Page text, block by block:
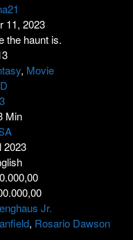
11, 2023
the haunt is.
, Movie
Min
2023
Jr.
, Rosario Dawson